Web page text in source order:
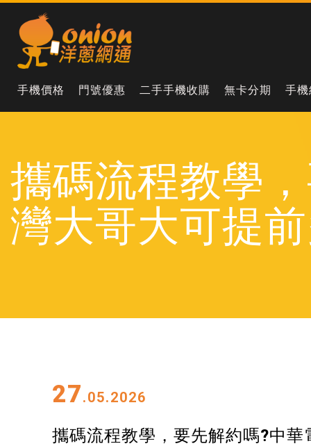
手機價格 門號優惠 二手手機收購 無卡分期 手
攜碼流程教學
灣大哥大可提
27.05.2026
攜碼流程教學，要先解約嗎?中